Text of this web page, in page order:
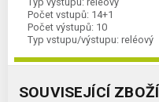
Počet vstupů: 14+1
Počet výstupů: 10
Typ vstupu/výstupu: reléový
Kategorie: FC6A-CPU
SOUVISEJÍCÍ ZBOŽÍ